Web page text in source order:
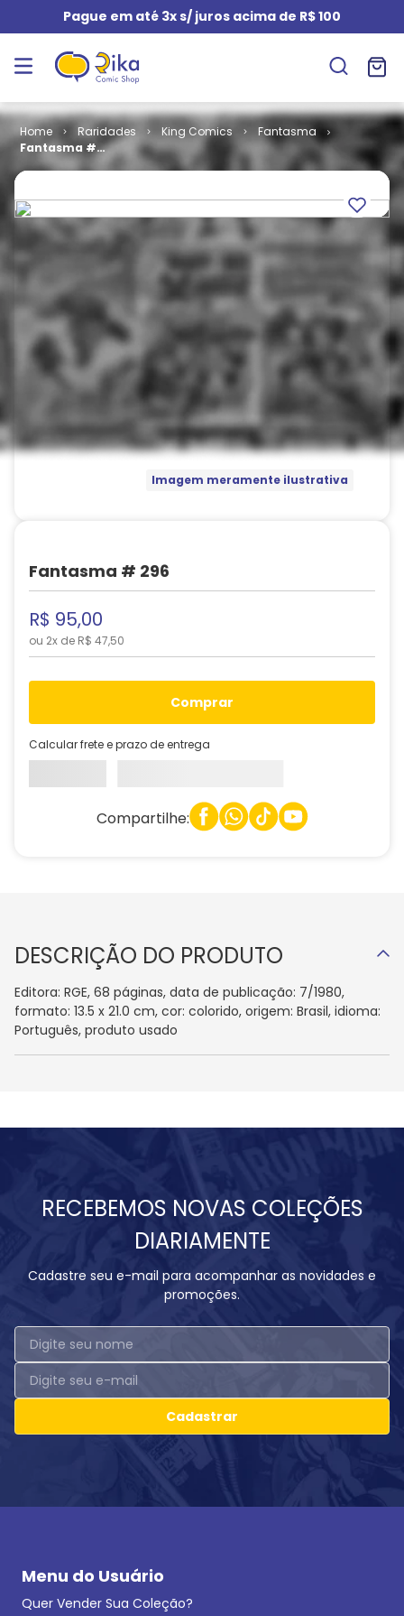
Pague em até 3x s/ juros acima de R$ 100
Raridades King Comics
Fantasma
Fantasma #
296
Imagem meramente ilustrativa
Fantasma # 296
R$ 95,00
ou 2x de R$ 47,50
comprar
Calcular frete e prazo de entrega
Compartilhe:
DESCRIÇÃO DO PRODUTO
Editora: RGE, 68 páginas, data de publicação: 7/1980,
formato: 13.5 x 21.0 cm, cor: colorido, origem: Brasil, idioma:
Português, produto usado
RECEBEMOS NOVAS COLEÇÕES
DIARIAMENTE
Cadastre seu e-mail para acompanhar as novidades e
promoções.
Cadastrar
Menu do Usuário
Quer Vender Sua Coleção?